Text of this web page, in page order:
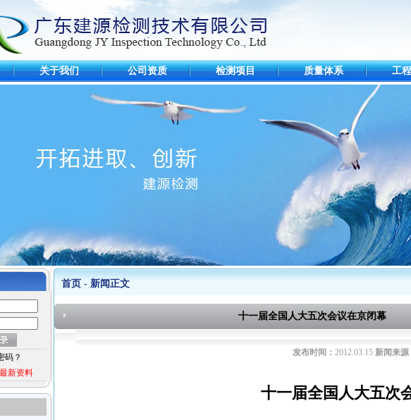
关于我们 公司资质 检测项目 质量体系 工
码？
新资料
首页 - 新闻正文
十一届全国人大五次会议在京闭幕
发布时间： 2012.03.15 新闻来源
十一届全国人大五次